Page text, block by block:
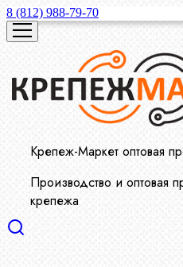
8 (812) 988-79-70
Крепеж-Маркет оптовая
Производство и оптовая
крепежа